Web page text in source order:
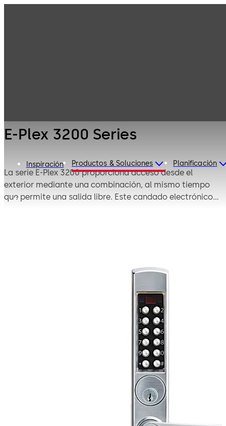
Inspiración Productos & Soluciones Planificación
E-Plex 3200 Series
La serie E-Plex 3200 proporciona acceso desde el
exterior mediante una combinación, al mismo tiempo
que permite una salida libre. Este candado electrónico